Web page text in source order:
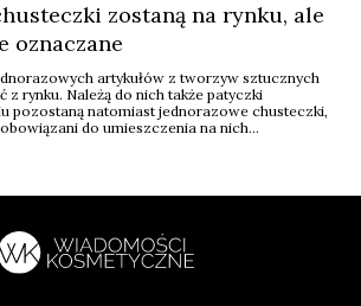
zostaną na rynku, ale
oznaczane
artykułów z tworzyw sztucznych
z rynku. Należą do nich także patyczki
pozostaną natomiast jednorazowe chusteczki,
do umieszczenia na nich